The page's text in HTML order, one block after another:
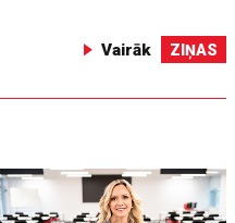
Vairāk ZIŅAS